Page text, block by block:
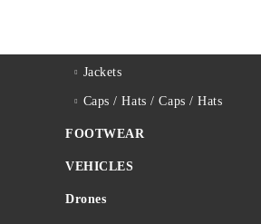
Jackets
Caps / Hats / Caps / Hats
FOOTWEAR
VEHICLES
Drones